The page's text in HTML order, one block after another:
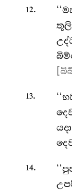
12.
13.
14.